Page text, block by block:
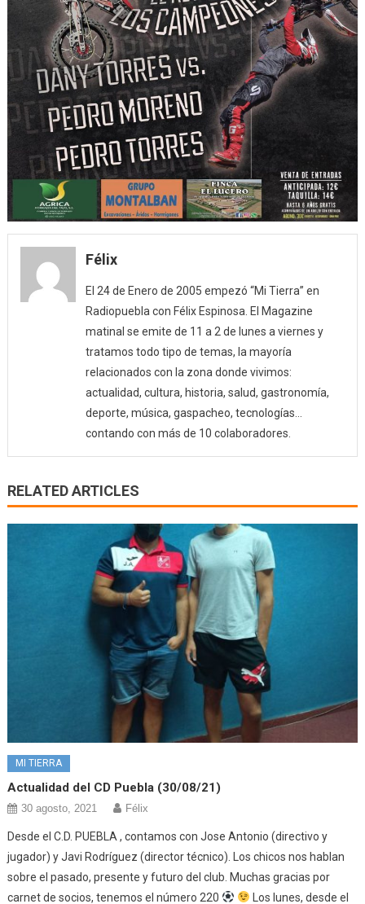
Félix
El 24 de Enero de 2005 empezó “Mi Tierra” en
Radiopuebla con Félix Espinosa. El Magazine
matinal se emite de 11 a 2 de lunes a viernes y
tratamos todo tipo de temas, la mayoría
relacionados con la zona donde vivimos:
actualidad, cultura, historia, salud, gastronomía,
deporte, música, gaspacheo, tecnologías…
contando con más de 10 colaboradores.
RELATED ARTICLES
MI TIERRA
Actualidad del CD Puebla (30/08/21)
30 agosto, 2021 Félix
Desde el C.D. PUEBLA , contamos con Jose Antonio (directivo y
jugador) y Javi Rodríguez (director técnico). Los chicos nos hablan
sobre el pasado, presente y futuro del club. Muchas gracias por
carnet de socios, tenemos el número 220
Los lunes, desde el